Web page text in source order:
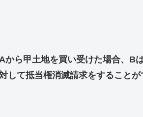
から甲土地を買い受けた場合、B
して抵当権消滅請求をすることが